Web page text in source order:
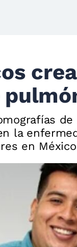
la
en México